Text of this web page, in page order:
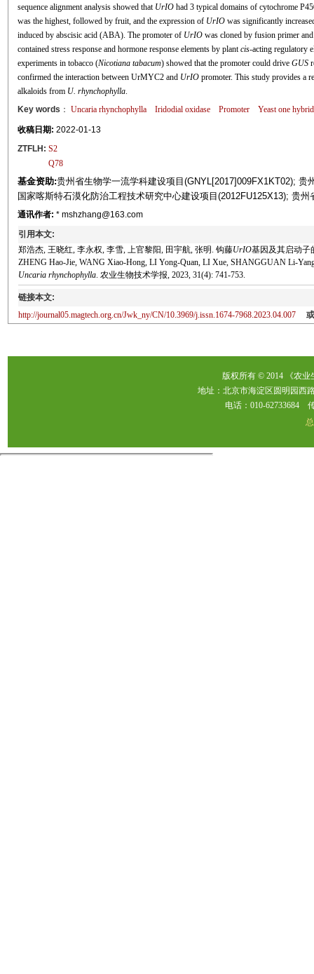
sequence alignment analysis showed that UrIOhad 3 typical domains of cytochrome
was the highest, followed by fruit, and the expression of UrIOwas significantly
induced by abscisic acid (ABA). The promoter of UrIOwas cloned by fusion primer
contained stress response and hormone response elements by plantcis-acting regulatory
experiments in tobacco (Nicotiana tabacum) showed that the promoter could drive GUS
confirmed the interaction between UrMYC2 and UrIOpromoter. This study provides a
alkaloids from U. rhynchophylla.
Key words ： Uncaria rhynchophylla Iridodial oxidase Promoter Yeast one hybrid
收稿日期: 2022-01-13
ZTFLH: S2
Q78
基金资助:贵州省生物学一流学科建设项目(GNYL[2017]009FX1KT02);
国家喀斯特石漠化防治工程技术研究中心建设项目(2012FU125X13); 贵
通讯作者: * mshzhang@163.com
引用本文:
郑浩杰, 王晓红, 李永权, 李雪, 上官黎阳, 田宇航, 张明. 钩藤UrIO基因及其启动子
ZHENG Hao-Jie, WANG Xiao-Hong, LI Yong-Quan, LI Xue, SHANGGUAN Li-
Uncaria rhynchophylla. 农业生物技术学报, 2023, 31(4): 741-753.
链接本文:
http://journal05.magtech.org.cn/Jwk_ny/CN/10.3969/j.issn.1674-7968.2023.04.007
版权所有 © 2014 《农
地址：北京市海淀区圆明园西
电话：010-62733684